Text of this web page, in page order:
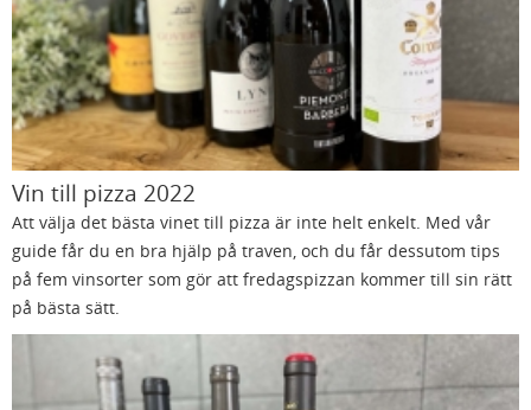
Vin till pizza 2022
Att välja det bästa vinet till pizza är inte helt enkelt. Med vår
guide får du en bra hjälp på traven, och du får dessutom tips
på fem vinsorter som gör att fredagspizzan kommer till sin rätt
på bästa sätt.